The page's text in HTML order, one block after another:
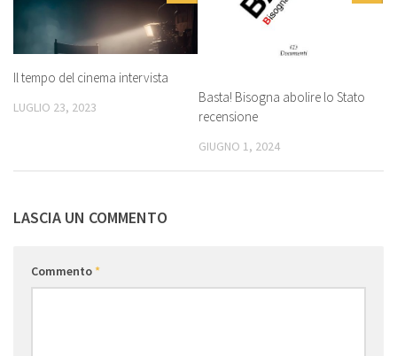
Il tempo del cinema intervista
LUGLIO 23, 2023
Basta! Bisogna abolire lo Stato
recensione
GIUGNO 1, 2024
LASCIA UN COMMENTO
Commento*